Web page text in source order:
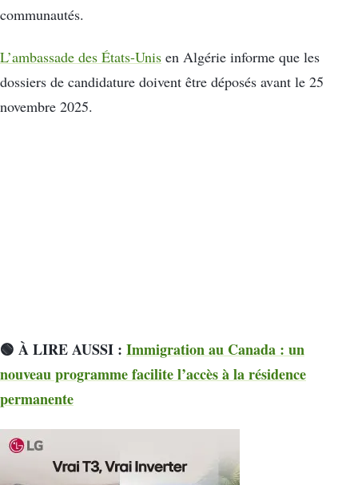
communautés.
L’ambassade des États-Unis en Algérie informe que les
dossiers de candidature doivent être déposés avant le 25
novembre 2025.
🟢 À LIRE AUSSI : Immigration au Canada : un
nouveau programme facilite l’accès à la résidence
permanente